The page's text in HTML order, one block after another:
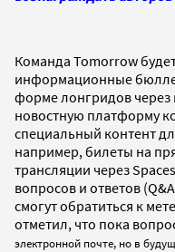
Команда Tomorrow
информационные
форме лонгридов
новостную платформу
специальный контент
например, билеты на
трансляции через
вопросов и ответов
смогут обратиться к
отметил, что пока
электронной почте, но в